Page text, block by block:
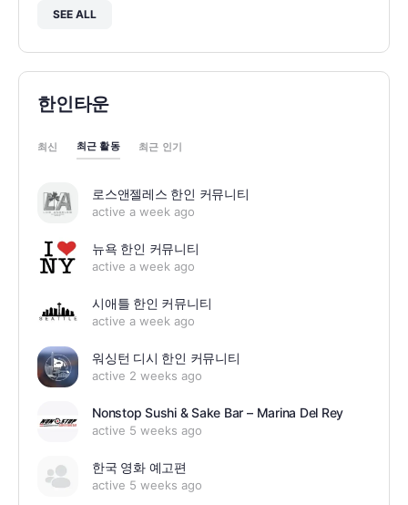
SEE ALL
한인타운
최신 최근 활동 최근 인기
로스앤젤레스 한인 커뮤니티
active a week ago
뉴욕 한인 커뮤니티
active a week ago
시애틀 한인 커뮤니티
active a week ago
워싱턴 디시 한인 커뮤니티
active 2 weeks ago
Nonstop Sushi & Sake Bar – Marina Del Rey
active 5 weeks ago
한국 영화 예고편
active 5 weeks ago